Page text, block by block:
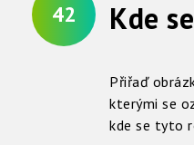
42
Přiřaď
kterými se
kde se tyto